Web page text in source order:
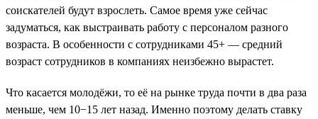
соискателей будут взрослеть. Самое время уже сейчас
задуматься, как выстраивать работу с персоналом разного
возраста. В особенности с сотрудниками 45+ — средний
возраст сотрудников в компаниях неизбежно вырастет.
Что касается молодёжи, то её на рынке труда почти в два раза
меньше, чем 10−15 лет назад. Именно поэтому делать ставку